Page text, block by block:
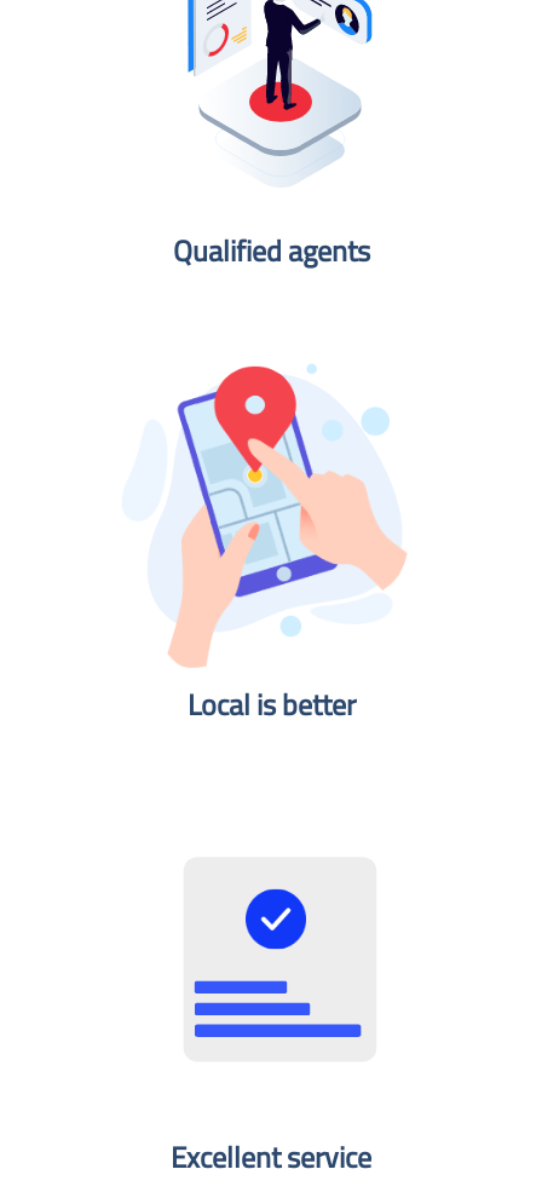
Qualified agents​
Local is better​
Excellent service